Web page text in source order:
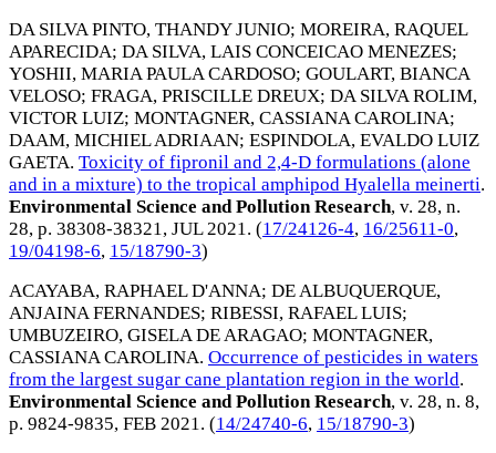
DA SILVA PINTO, THANDY JUNIO; MOREIRA, RAQUEL
APARECIDA; DA SILVA, LAIS CONCEICAO MENEZES;
YOSHII, MARIA PAULA CARDOSO; GOULART, BIANCA
VELOSO; FRAGA, PRISCILLE DREUX; DA SILVA ROLIM,
VICTOR LUIZ; MONTAGNER, CASSIANA CAROLINA;
DAAM, MICHIEL ADRIAAN; ESPINDOLA, EVALDO LUIZ
GAETA. Toxicity of fipronil and 2,4-D formulations (alone
and in a mixture) to the tropical amphipod Hyalella meinerti.
Environmental Science and Pollution Research, v. 28, n.
28, p. 38308-38321, JUL 2021 . (17/24126-4, 16/25611-0,
19/04198-6, 15/18790-3)
ACAYABA, RAPHAEL D'ANNA; DE ALBUQUERQUE,
ANJAINA FERNANDES; RIBESSI, RAFAEL LUIS;
UMBUZEIRO, GISELA DE ARAGAO; MONTAGNER,
CASSIANA CAROLINA. Occurrence of pesticides in waters
from the largest sugar cane plantation region in the world.
Environmental Science and Pollution Research, v. 28, n. 8,
p. 9824-9835, FEB 2021. (14/24740-6, 15/18790-3)